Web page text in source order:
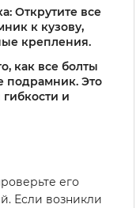
Открутите все
к кузову,
крепления.
как все болты
подрамник. Это
и
его
Если возникли